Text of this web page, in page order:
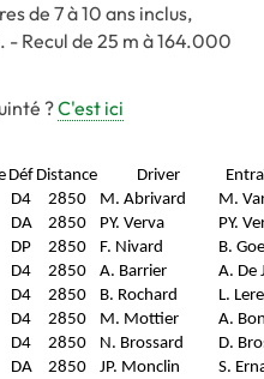
de 7 à 10 ans inclus,
Recul de 25 m à 164.000
?C'est ici
Déf Distance Driver
D4 2850 M. Abrivard
M.
DA 2850 PY. Verva
PY.
DP 2850 F. Nivard
B.
D4 2850 A. Barrier
A. De
D4 2850 B. Rochard
L.
D4 2850 M. Mottier
A.
D4 2850 N. Brossard
D.
DA 2850 JP. Monclin
S.